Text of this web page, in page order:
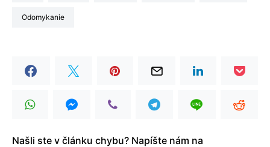
odomykanie
Našli ste v článku chybu? Napíšte nám na